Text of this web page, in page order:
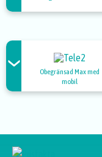
Obegränsad Max med
mobil